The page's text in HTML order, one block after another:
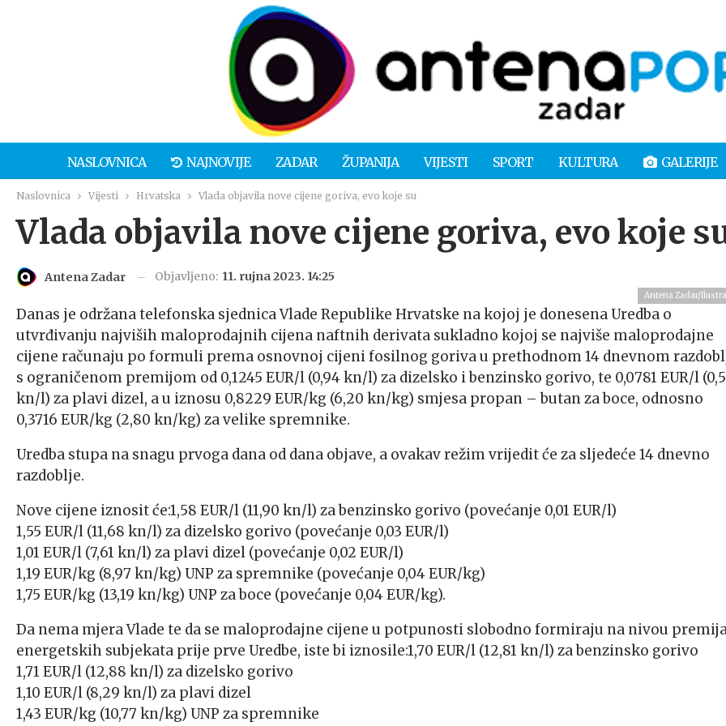
NASLOVNICA NAJNOVIJE ZADAR ŽUPANIJA VIJESTI SPORT KULTURA GALERIJE
Naslovnica Vijesti Hrvatska Vlada objavila nove cijene goriva, evo koje su
Vlada objavila nove cijene goriva, evo koje
Antena Zadar Objavljeno: 11. rujna 2023. 14:25
Antena Zadar/
Danas je održana telefonska sjednica Vlade Republike Hrvatske na kojoj je donesena Uredba o
utvrđivanju najviših maloprodajnih cijena naftnih derivata sukladno kojoj se najviše maloprodajne
cijene računaju po formuli prema osnovnoj cijeni fosilnog goriva u prethodnom 14 dnevnom
s ograničenom premijom od 0,1245 EUR/l (0,94 kn/l) za dizelsko i benzinsko gorivo, te 0,0781 EUR/l
kn/l) za plavi dizel, a u iznosu 0,8229 EUR/kg (6,20 kn/kg) smjesa propan – butan za boce, odnosno
0,3716 EUR/kg (2,80 kn/kg) za velike spremnike.
Uredba stupa na snagu prvoga dana od dana objave, a ovakav režim vrijedit će za sljedeće 14 dnevno
razdoblje.
Nove cijene iznosit će:1,58 EUR/l (11,90 kn/l) za benzinsko gorivo (povećanje 0,01 EUR/l)
1,55 EUR/l (11,68 kn/l) za dizelsko gorivo (povećanje 0,03 EUR/l)
1,01 EUR/l (7,61 kn/l) za plavi dizel (povećanje 0,02 EUR/l)
1,19 EUR/kg (8,97 kn/kg) UNP za spremnike (povećanje 0,04 EUR/kg)
1,75 EUR/kg (13,19 kn/kg) UNP za boce (povećanje 0,04 EUR/kg).
Da nema mjera Vlade te da se maloprodajne cijene u potpunosti slobodno formiraju na nivou
energetskih subjekata prije prve Uredbe, iste bi iznosile:1,70 EUR/l (12,81 kn/l) za benzinsko gorivo
1,71 EUR/l (12,88 kn/l) za dizelsko gorivo
1,10 EUR/l (8,29 kn/l) za plavi dizel
1,43 EUR/kg (10,77 kn/kg) UNP za spremnike